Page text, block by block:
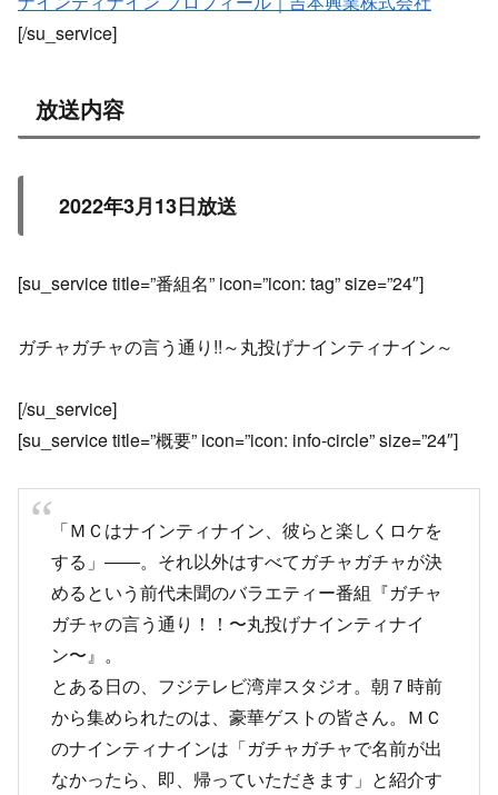
[/su_service]
放送内容
2022年3月13日放送
[su_service title=”番組名” icon=”icon: tag” size=”24″]
ガチャガチャの言う通り!!～丸投げナインティナイン～
[/su_service]
[su_service title=”概要” icon=”icon: info-circle” size=”24″]
「ＭＣはナインティナイン、彼らと楽しくロケを
する」――。それ以外はすべてガチャガチャが決
めるという前代未聞のバラエティー番組『ガチャ
ガチャの言う通り！！〜丸投げナインティナイ
ン〜』。
とある日の、フジテレビ湾岸スタジオ。朝７時前
から集められたのは、豪華ゲストの皆さん。ＭＣ
のナインティナインは「ガチャガチャで名前が出
なかったら、即、帰っていただきます」と紹介す